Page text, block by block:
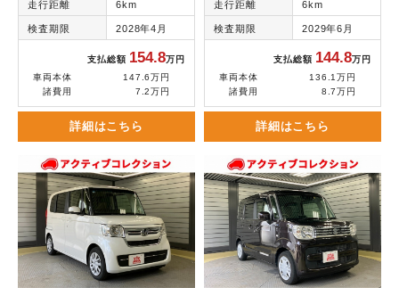
走行距離 6km
検査期限 2028年4月
支払総額 154.8万円
車両本体
147.6万円
諸費用
7.2万円
詳細はこちら
走行距離 6km
検査期限 2029年6月
支払総額 144.8万円
車両本体
136.1万円
諸費用
8.7万円
詳細はこちら